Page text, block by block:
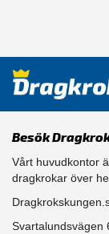
Besök
Vårt huvudkontor
dragkrokar över
Svartalundsvägen